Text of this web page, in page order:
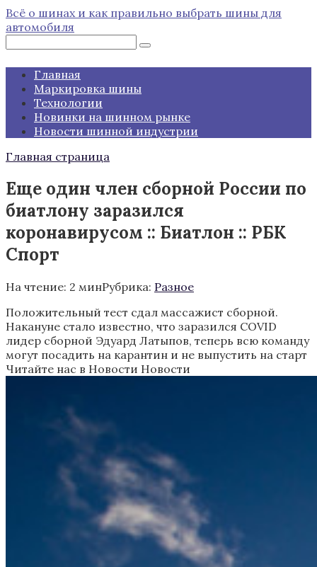
Перейти
к
Всё о шинах и как правильно выбрать шины для
автомобиля
Главная
Маркировка шины
Технологии
Новинки на шинном рынке
Новости шинной индустрии
Главная страница
Еще один член сборной России по
биатлону заразился
коронавирусом :: Биатлон :: РБК
Спорт
На чтение: 2 минРубрика: Разное
Положительный тест сдал массажист сборной.
Накануне стало известно, что заразился COVID
лидер сборной Эдуард Латыпов, теперь всю команду
могут посадить на карантин и не выпустить на старт
Читайте нас в Новости Новости